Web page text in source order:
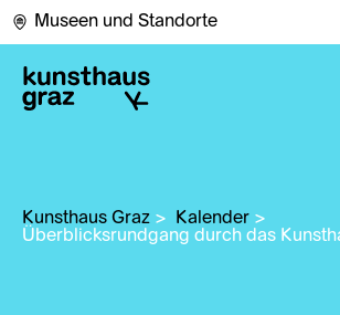
Museen und Standorte
Kunsthaus Graz > Kalender >
Überblicksrundgang durch das